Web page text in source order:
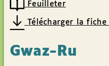
Feuilleter
Télécharger la
Gwaz-Ru